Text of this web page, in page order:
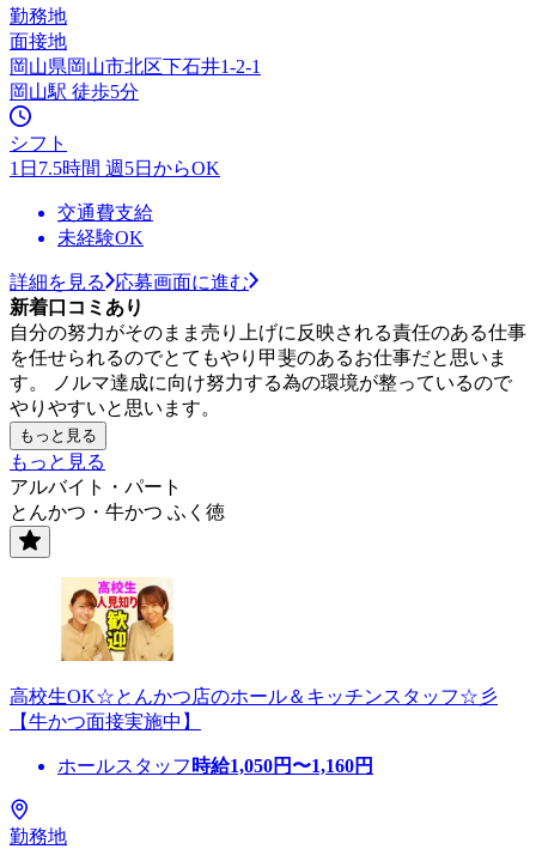
勤務地
面接地
岡山県岡山市北区下石井1-2-1
岡山駅 徒歩5分
シフト
1日7.5時間 週5日からOK
交通費支給
未経験OK
詳細を見る
応募画面に進む
新着口コミあり
自分の努力がそのまま売り上げに反映される責任のある仕事
を任せられるのでとてもやり甲斐のあるお仕事だと思いま
す。 ノルマ達成に向け努力する為の環境が整っているので
やりやすいと思います。
もっと見る
もっと見る
アルバイト・パート
とんかつ・牛かつ ふく徳
高校生OK☆とんかつ店のホール＆キッチンスタッフ☆彡
【牛かつ面接実施中】
ホールスタッフ 時給1,050円〜1,160円
勤務地